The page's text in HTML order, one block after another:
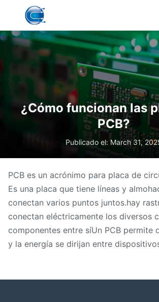
¿Cómo funcionan las
PCB?
Publicado el: March 31,
PCB es un acrónimo para placa de
Es una placa que tiene líneas y
conectan varios puntos juntos.hay
conectan eléctricamente los diversos
componentes entre síUn PCB permite
y la energía se dirijan entre